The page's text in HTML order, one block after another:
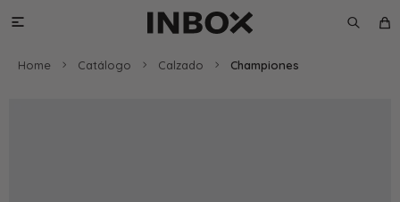

Home Catálogo Calzado Championes